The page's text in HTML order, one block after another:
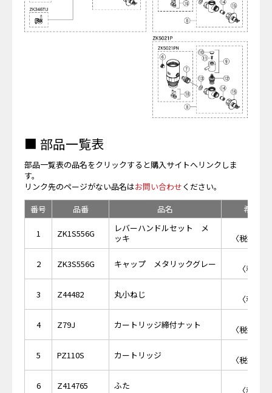
■ 部品一覧表
部品一覧表の品名をクリックすると購入サイトへリンクしま
す。
リンク先のページがない品名はお問い合わせください。
番号
品番 品名 希望小
1 ZK1S556G
レバーハンドルセット メ
ッキ
〈税抜価
2 ZK3S556G キャップ メタリックグレー
〈税抜
3 Z44482 丸小ねじ
〈税抜
4 Z79J カートリッジ締付ナット
〈税抜価
5 PZ110S カートリッジ
〈税抜価
6 Z414765 ふた
〈税抜